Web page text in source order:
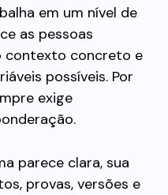
em um nível de
as pessoas
contexto concreto e
possíveis. Por
exige
parece clara, sua
provas, versões e